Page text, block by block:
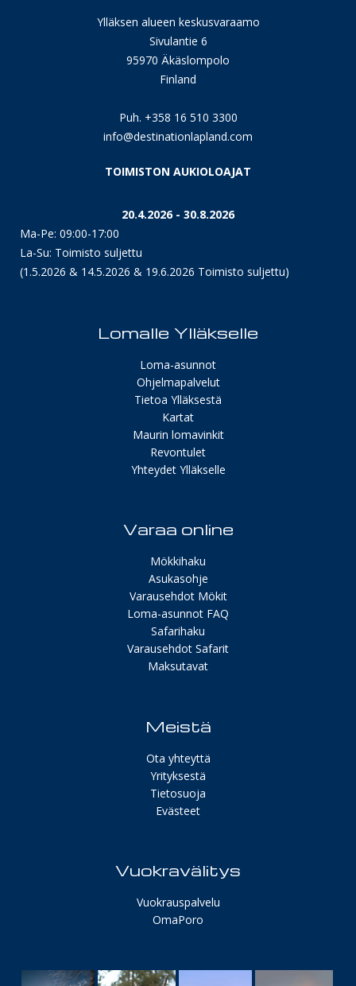
Ylläksen alueen keskusvaraamo
Sivulantie 6
95970 Äkäslompolo
Finland
Puh. +358 16 510 3300
info@destinationlapland.com
TOIMISTON AUKIOLOAJAT
20.4.2026 - 30.8.2026
Ma-Pe: 09:00-17:00
La-Su: Toimisto suljettu
(1.5.2026 & 14.5.2026 & 19.6.2026 Toimisto suljettu)
Lomalle Ylläkselle
Loma-asunnot
Ohjelmapalvelut
Tietoa Ylläksestä
Kartat
Maurin lomavinkit
Revontulet
Yhteydet Ylläkselle
Varaa online
Mökkihaku
Asukasohje
Varausehdot Mökit
Loma-asunnot FAQ
Safarihaku
Varausehdot Safarit
Maksutavat
Meistä
Ota yhteyttä
Yrityksestä
Tietosuoja
Evästeet
Vuokravälitys
Vuokrauspalvelu
OmaPoro